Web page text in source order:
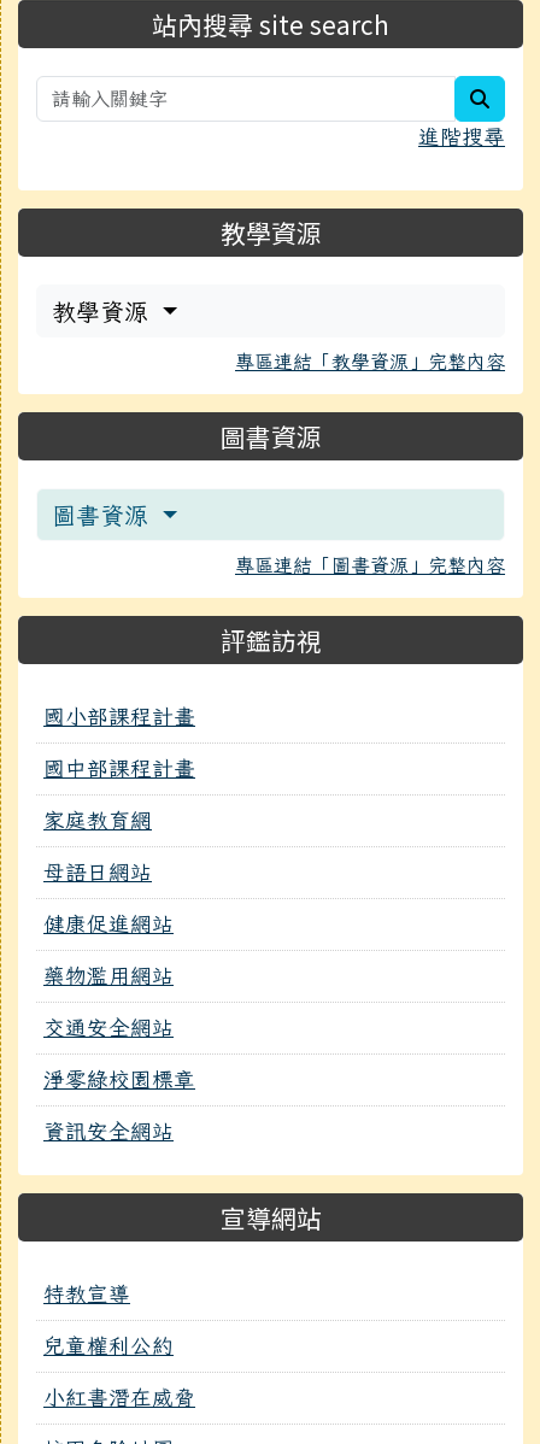
右邊區域內容站內搜尋 site search
進階搜尋
教學資源
教學資源
專區連結「教學資源」完整內容
圖書資源
圖書資源
專區連結「圖書資源」完整內容
評鑑訪視
國小部課程計畫
國中部課程計畫
家庭教育網
母語日網站
健康促進網站
藥物濫用網站
交通安全網站
淨零綠校園標章
資訊安全網站
宣導網站
特教宣導
兒童權利公約
小紅書潛在威脅